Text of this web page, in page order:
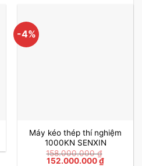
-4%
Máy kéo thép thí nghiệm
1000KN SENXIN
158.000.000₫
Giá
152.000.000₫Giá